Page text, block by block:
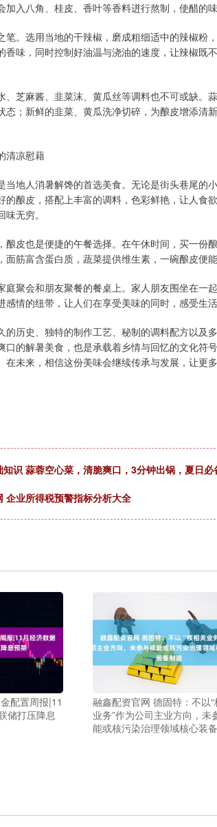
加入八角、桂皮、香叶等香料进行熬制，使醋的
笔。选用当地的干辣椒，磨成粗细适中的辣椒粉
香味，同时控制好油温与浇油的速度，让辣椒既
、芝麻酱、韭菜沫、黄瓜丝等调料也不可或缺。
态；新鲜的韭菜、黄瓜洗净切碎，为酿皮增添清
清凉慰藉
当地人消暑解馋的首选美食。无论是街头巷尾的
的酿皮，搭配上丰富的调料，色彩鲜艳，让人食
无穷。
酿皮也是便捷的午餐选择。在午休时间，买一份
筋富含蛋白质，蔬菜提供维生素，一碗酿皮便
庭聚会和朋友聚餐的餐桌上。家人朋友围坐在一
情的纽带，让人们在享受美味的同时，感受生活
的历史、独特的制作工艺、秘制的调料配方以及
口的解暑美食，也是承载着乡情与回忆的文化符
在未来，相信这份美味会继续传承与发展，让更
知识 蒜蓉空心菜，清脆爽口，3分钟出锅，夏日
企业所得税预警指标分析大全
配置周报|11
储打压降息
融鑫配资官网 德固特：不以“
业务”作为公司主业方向，未
能或核污染治理领域核心装